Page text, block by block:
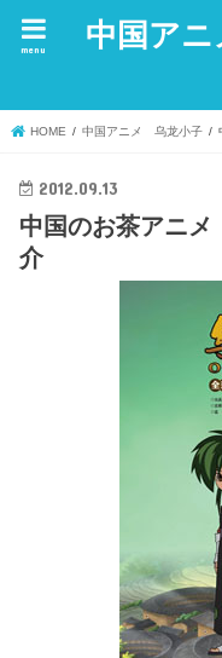
中国ア
menu
HOME 中国アニメ 乌龙小子
2012.09.13
中国のお茶アニ
介